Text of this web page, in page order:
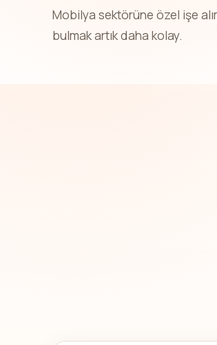
Mobilya sektörüne özel işe
bulmak artık daha kolay.